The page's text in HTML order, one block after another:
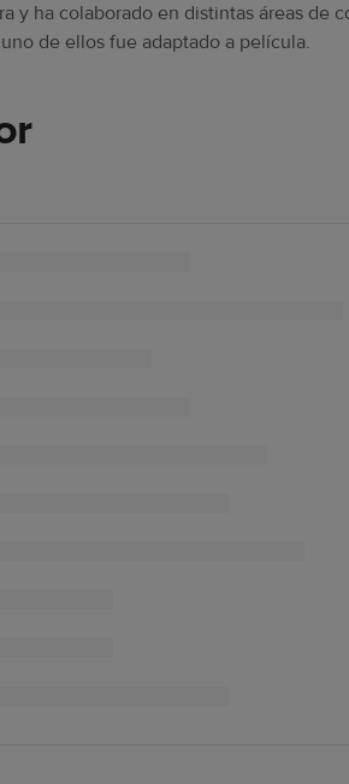
y ha colaborado en distintas áreas
de ellos fue adaptado a película.